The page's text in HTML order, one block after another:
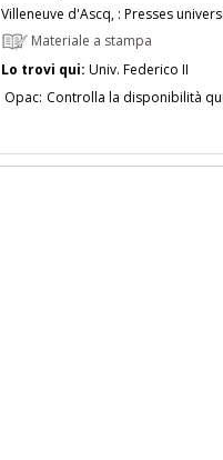
Villeneuve d'Ascq, : Presses
Materiale a stampa
Lo trovi qui: Univ. Federico II
Opac: Controlla la disponibilità